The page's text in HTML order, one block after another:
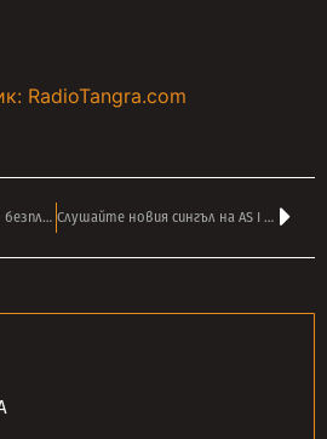
RadioTangra.com
LINKIN PARK ще излъчват безплатно онлайн първата част от концерта УТРЕ Слушайте новия сингъл на AS I LAY DYING – ‘The Void Within’